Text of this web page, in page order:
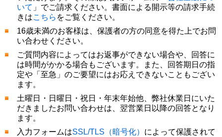
いて 」でご請求ください。書面による開示等の請求手続
きはこちら をご覧ください。
16歳未満のお客様は、保護者の方の同意を得た上でお問
い合わせください。
ご質問内容によってはお返事ができない場合や、回答に
は時間がかかる場合もございます。また、回答期日の指
定や「至急」のご要望にはお応えできないこともござい
ます。
土曜日・日曜日・祝日・年末年始他、弊社休業日にいた
だきましたお問い合わせは、翌営業日以降の回答となり
ます。
入力フォームはSSL/TLS（暗号化） によって保護されて